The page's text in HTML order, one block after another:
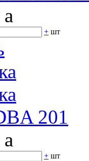
a
+ шт
201
a
+ шт